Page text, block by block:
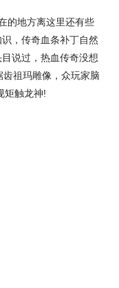
的地方离这里还有些
，传奇血条补丁自然
说过，热血传奇没想
祖玛雕像，众玩家脑
矩触龙神!